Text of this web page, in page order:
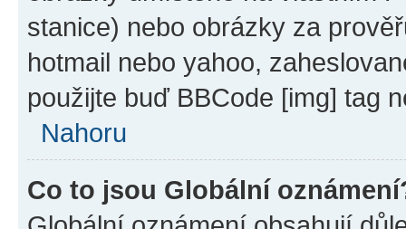
stanice) nebo obrázky za
hotmail nebo yahoo,
použijte buď BBCode [img] tag
Nahoru
Co to jsou Globální